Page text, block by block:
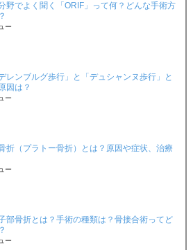
野でよく聞く「ORIF」って何？どんな手術方
ー
レンブルグ歩行」と「デュシャンヌ歩行」と
因は？
ー
折（プラトー骨折）とは？原因や症状、治療
ー
部骨折とは？手術の種類は？骨接合術ってど
ー